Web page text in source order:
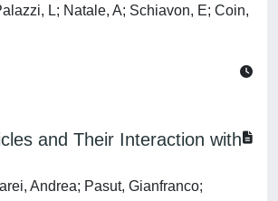
L; Natale, A; Schiavon, E; Coin,
and Their Interaction with
Andrea; Pasut, Gianfranco;